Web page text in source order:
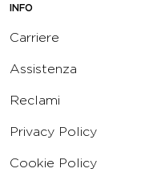
INFO
Carriere
Assistenza
Reclami
Privacy Policy
Cookie Policy